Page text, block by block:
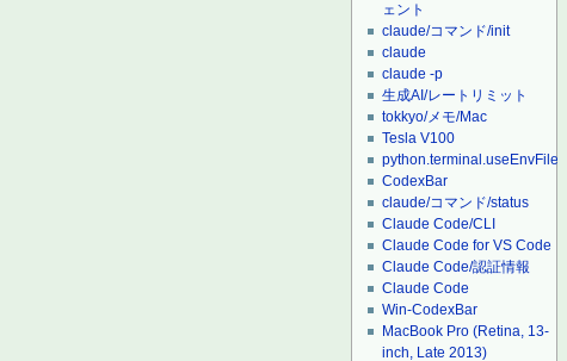
ェント
claude/コマンド/init
claude
claude -p
生成AI/レートリミット
tokkyo/メモ/Mac
Tesla V100
python.terminal.useEnvFile
CodexBar
claude/コマンド/status
Claude Code/CLI
Claude Code for VS Code
Claude Code/認証情報
Claude Code
Win-CodexBar
MacBook Pro (Retina, 13-
inch, Late 2013)